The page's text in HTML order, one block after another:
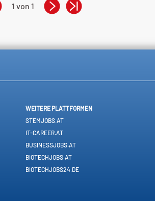
1 von 1
WEITERE PLATTFORMEN
STEMJOBS.AT
IT-CAREER.AT
BUSINESSJOBS.AT
BIOTECHJOBS.AT
BIOTECHJOBS24.DE